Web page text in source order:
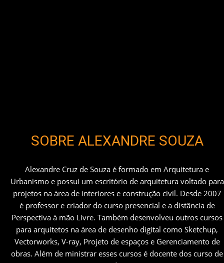
SOBRE ALEXANDRE SOUZA
Alexandre Cruz de Souza é formado em Arquitetura e
Urbanismo e possui um escritório de arquitetura voltado para
projetos na área de interiores e construção civil. Desde 2007
é professor e criador do curso presencial e a distância de
Perspectiva à mão Livre. Também desenvolveu outros cursos
para arquitetos na área de desenho digital como Sketchup,
Vectorworks, V-ray, Projeto de espaços e Gerenciamento de
obras. Além de ministrar esses cursos é docente dos curso de